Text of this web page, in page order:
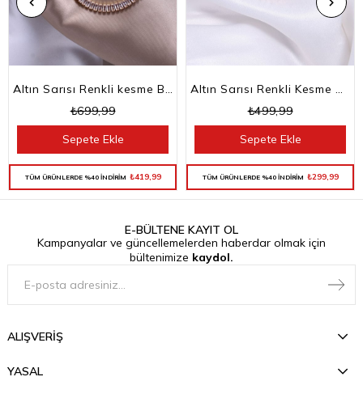
Altın Sarısı Renkli kesme Baget Taşlı Su Yolu Choker Kolye
₺699,99
TÜM ÜRÜNLERDE %40 İNDİRİM ₺419,99
Sepete Ekle
Altın Sarısı Renkli Kesme Baget Taşlı Su Yolu Bileklik
₺499,99
TÜM ÜRÜNLERDE %40 İNDİRİM ₺299,99
Sepete Ekle
E-BÜLTENE KAYIT OL
Kampanyalar ve güncellemelerden haberdar olmak için
bültenimize kaydol.
ALIŞVERİŞ
YASAL